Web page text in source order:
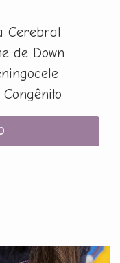
Cerebral
de Down